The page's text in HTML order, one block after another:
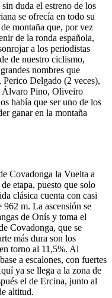
duda el estreno de los
se ofrecía en todo su
montaña que, por vez
de la ronda española,
a los periodistas
de nuestro ciclismo,
nombres que
Delgado (2 veces),
Álvaro Pino, Oliveiro
había que ser uno de los
ganar en la montaña
Covadonga la Vuelta a
etapa, puesto que solo
clásica cuenta con casi
m. La ascensión se
de Onís y toma el
Covadonga, que se
más dura son los
torno al 11,5%. Al
a escalones, con fuertes
ya se llega a la zona de
el de Ercina, junto al
altitud.